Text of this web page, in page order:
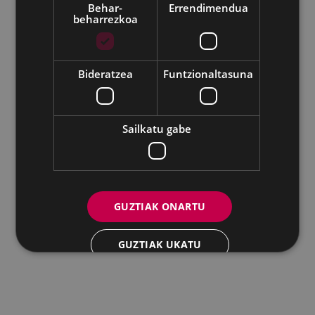
Tfnoa.: 943 70 84 00 / 010 | Faxa: 943 70 84 16 |
IFZ: P2003100A | DIR3 L01200300
Behar-
beharrezkoa
Errendimendua
Bideratzea Funtzionaltasuna
Sailkatu gabe
GUZTIAK ONARTU
GUZTIAK UKATU